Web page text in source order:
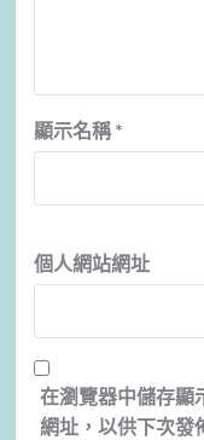
顯示名稱 *
個人網站網址
在瀏覽器中儲存顯
網址，以供下次發